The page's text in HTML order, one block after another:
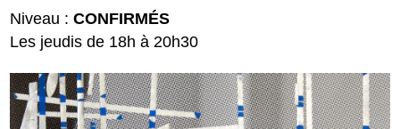
Niveau :CONFIRMÉS
Les jeudis de 18h à 20h30